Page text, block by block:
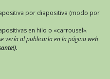
por diapositiva (modo por
en hilo o «carrousel».
vería al publicarla en la página web